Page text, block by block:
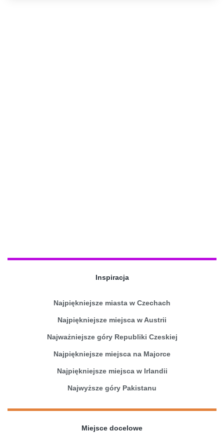
Inspiracja
Najpiękniejsze miasta w Czechach
Najpiękniejsze miejsca w Austrii
Najważniejsze góry Republiki Czeskiej
Najpiękniejsze miejsca na Majorce
Najpiękniejsze miejsca w Irlandii
Najwyższe góry Pakistanu
Miejsce docelowe